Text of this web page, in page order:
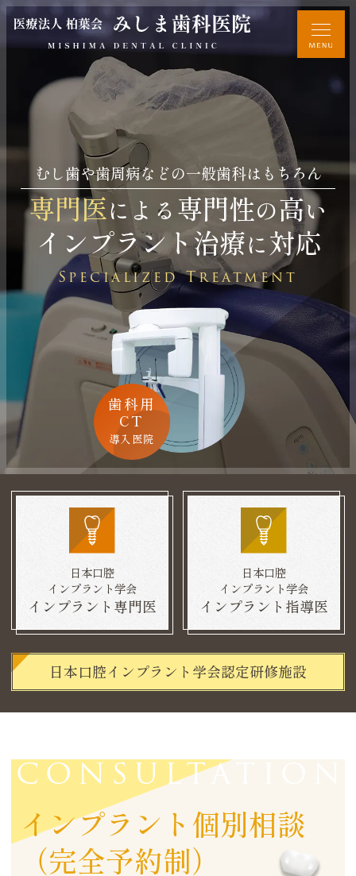
むし歯や歯周病などの一般歯科はもちろん
専門医 による 専門性の高い
インプラント治療に 対応
Specialized Treatment
日本口腔
インプラント学会
インプラント専門医
日本口腔
インプラント学会
インプラント指導医
日本口腔インプラント学会認定研修施設
歯科用
CT
導入医院
CONSULTATION
インプラント個別相談
（完全予約制）